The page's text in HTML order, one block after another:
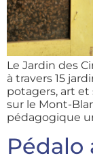
Le Jardin des
à travers 15
potagers, art
sur le Mont-
pédagogique
Pédalo